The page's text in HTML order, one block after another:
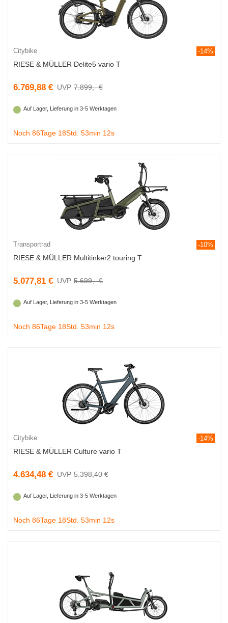
Citybike -14%
RIESE & MÜLLER Delite5 vario T
6.769,88 € 7.899,- €
Auf Lager, Lieferung in 3-5 Werktagen
Noch 86Tage 18Std. 53min 11s
Transportrad -10%
RIESE & MÜLLER Multitinker2 touring T
5.077,81 € 5.699,- €
Auf Lager, Lieferung in 3-5 Werktagen
Noch 86Tage 18Std. 53min 11s
Citybike -14%
RIESE & MÜLLER Culture vario T
4.634,48 € 5.398,40 €
Auf Lager, Lieferung in 3-5 Werktagen
Noch 86Tage 18Std. 53min 11s